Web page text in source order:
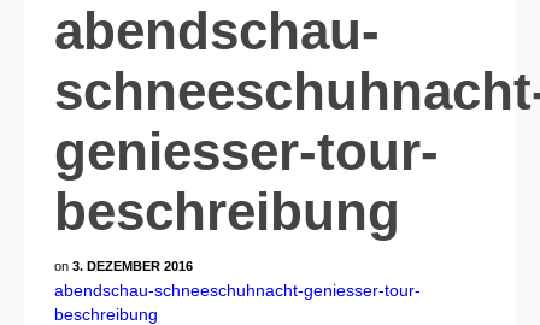
abendschau-
geniesser-tour-
beschreibung
on 3. DEZEMBER 2016
abendschau-schneeschuhnacht-geniesser-tour-
beschreibung